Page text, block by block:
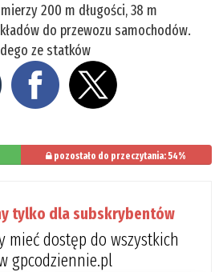
200 m długości, 38 m
do przewozu samochodów.
ze statków
pozostało do przeczytania: 54%
tylko dla subskrybentów
mieć dostęp do wszystkich
gpcodziennie.pl